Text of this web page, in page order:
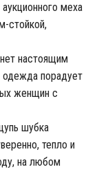
меха
стойкой,
настоящим
одежда порадует
женщин с
шубка
тепло и
на любом